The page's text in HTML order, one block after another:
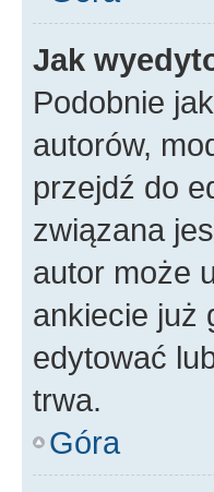
Jak
Podobnie
autorów,
przejdź do
związana
autor może
ankiecie już
edytować
trwa.
Góra